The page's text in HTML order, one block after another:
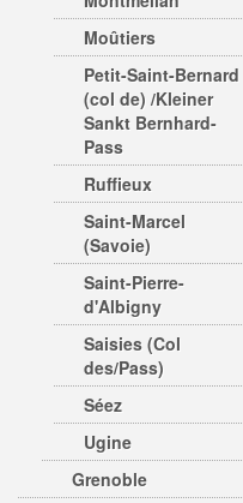
Moûtiers
Petit-Saint-Bernard
(col de) /Kleiner
Sankt Bernhard-
Pass
Ruffieux
Saint-Marcel
(Savoie)
Saint-Pierre-
d'Albigny
Saisies (Col
des/Pass)
Séez
Ugine
Grenoble